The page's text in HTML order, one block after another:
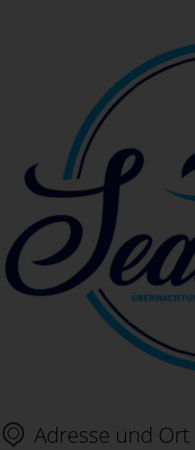
Adresse und Ort